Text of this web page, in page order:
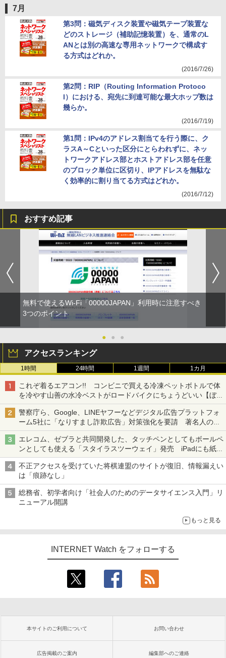
7月
第3問：磁気ディスク装置や磁気テープ装置な
どのストレージ（補助記憶装置）を、通常のL
ANとは別の高速な専用ネットワークで構成す
る方式はどれか。
(2016/7/26)
第2問：RIP（Routing Information Protoco
l）における、宛先に到達可能な最大ホップ数は
幾らか。
(2016/7/19)
第1問：IPv4のアドレス割当てを行う際に、ク
ラスA～Cといった区分にとらわれずに、ネッ
トワークアドレス部とホストアドレス部を任意
のブロック単位に区切り、IPアドレスを無駄な
く効率的に割り当てる方式はどれか。
(2016/7/12)
おすすめ記事
無料で使えるWi-Fi「00000JAPAN」利用時に注意すべき
3つのポイント
● ● ●
アクセスランキング
1時間 24時間 1週間 1カ月
これぞ着るエアコン!! コンビニで買える冷凍ペットボトルで体
を冷やす山善の水冷ベストがロードバイクにちょうどいい【ぼっ
ち・ざ・ろーど！その14】【空いた時間でなにしてる？】
警察庁ら、Google、LINEヤフーなどデジタル広告プラットフォ
ーム5社に「なりすまし詐欺広告」対策強化を要請 著名人の写
真や映像を使った投資詐欺などへの対策として
エレコム、ゼブラと共同開発した、タッチペンとしてもボールペ
ンとしても使える「スタイラスツーウェイ」発売 iPadにも紙に
も、持ち替えずに書き込める
不正アクセスを受けていた将棋連盟のサイトが復旧、情報漏えい
は「痕跡なし」
総務省、初学者向け「社会人のためのデータサイエンス入門」リ
ニューアル開講
もっと見る
INTERNET Watch をフォローする
本サイトのご利用について お問い合わせ
広告掲載のご案内 編集部へのご連絡